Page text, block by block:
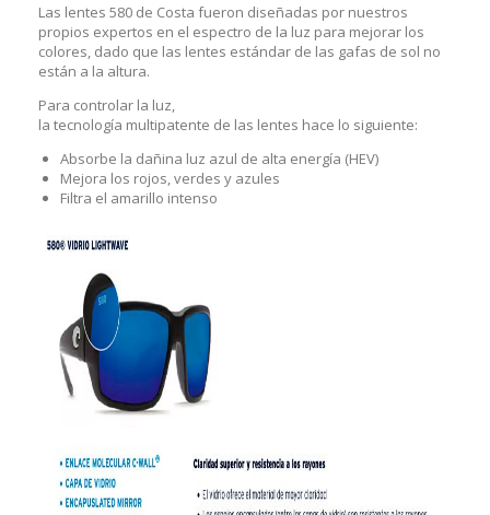
Las lentes 580 de Costa fueron diseñadas por nuestros
propios expertos en el espectro de la luz para mejorar los
colores, dado que las lentes estándar de las gafas de sol no
están a la altura.
Para controlar la luz,
la tecnología multipatente de las lentes hace lo siguiente:
Absorbe la dañina luz azul de alta energía (HEV)
Mejora los rojos, verdes y azules
Filtra el amarillo intenso